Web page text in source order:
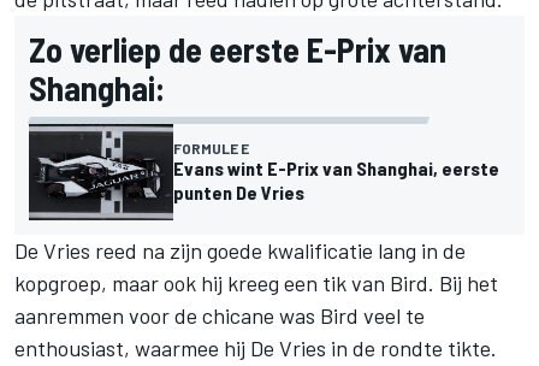
Zo verliep de eerste E-Prix van
Shanghai:
FORMULE E
Evans wint E-Prix van Shanghai, eerste
punten De Vries
De Vries reed na zijn goede kwalificatie lang in de
kopgroep, maar ook hij kreeg een tik van Bird. Bij het
aanremmen voor de chicane was Bird veel te
enthousiast, waarmee hij De Vries in de rondte tikte.